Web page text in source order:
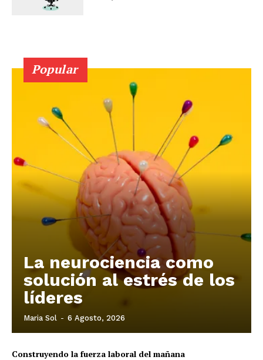
Popular
La neurociencia como
solución al estrés de los
líderes
Maria Sol - 6 Agosto, 2026
Construyendo la fuerza laboral del mañana